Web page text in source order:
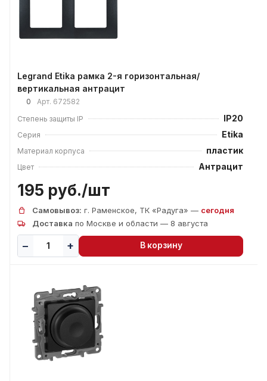
Legrand Etika рамка 2-я горизонтальная/
вертикальная антрацит
0 Арт. 672582
Степень защиты IP
IP20
Серия Etika
Материал корпуса пластик
Цвет Антрацит
195 руб./шт
Самовывоз: г. Раменское, ТК «Радуга» — сегодня
Доставка по Москве и области — 8 августа
В корзину